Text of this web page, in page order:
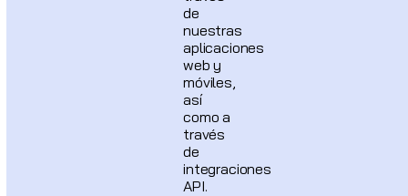
de
nuestras
aplicaciones
web y
móviles,
así
como a
través
de
integraciones
API.